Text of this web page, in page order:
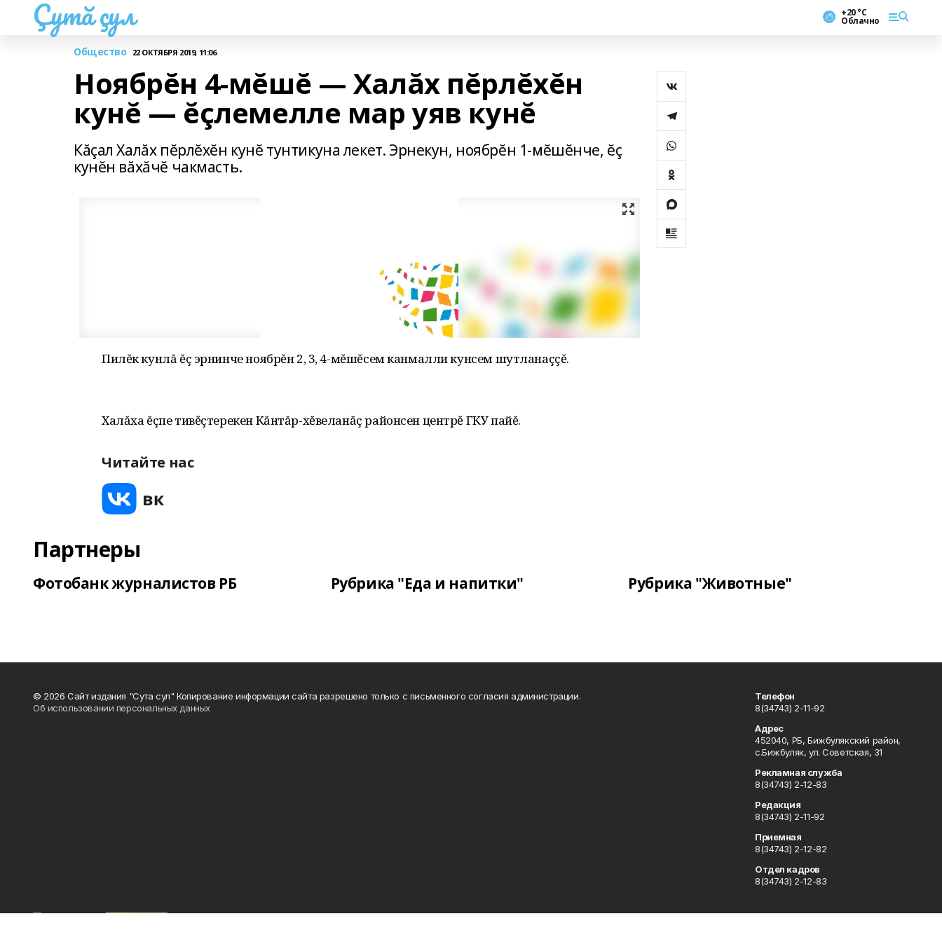
Çутă çул +20 °С
Облачно
Общество 22 ОКТЯБРЯ 2019, 11:06
Ноябрĕн 4-мĕшĕ — Халăх пĕрлĕхĕн
кунĕ — ĕçлемелле мар уяв кунĕ
Кăçал Халăх пĕрлĕхĕн кунĕ тунтикуна лекет. Эрнекун, ноябрĕн 1-мĕшĕнче, ĕç
кунĕн вăхăчĕ чакмасть.
Пилĕк кунлă ĕç эрнинче ноябрĕн 2, 3, 4-мĕшĕсем канмалли кунсем шутланаççĕ.
Халăха ĕçпе тивĕçтерекен Кăнтăр-хĕвеланăç районсен центрĕ ГКУ пайĕ.
Читайте нас
Партнеры
Фотобанк журналистов РБ Рубрика "Еда и напитки" Рубрика "Животные"
© 2026 Сайт издания "Сута сул" Копирование информации сайта разрешено только с письменного согласия администрации.
Об использовании персональных данных
Телефон
8(34743) 2-11-92
Адрес
452040, РБ, Бижбулякский район,
с.Бижбуляк, ул. Советская, 31
Рекламная служба
8(34743) 2-12-83
Редакция
8(34743) 2-11-92
Приемная
8(34743) 2-12-82
Отдел кадров
8(34743) 2-12-83